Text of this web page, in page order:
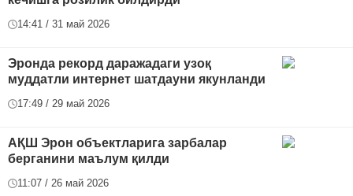
14:41 / 31 май 2026
Эронда рекорд даражадаги узоқ
муддатли интернет шатдауни якунланди
17:49 / 29 май 2026
АҚШ Эрон объектларига зарбалар
берганини маълум қилди
11:07 / 26 май 2026